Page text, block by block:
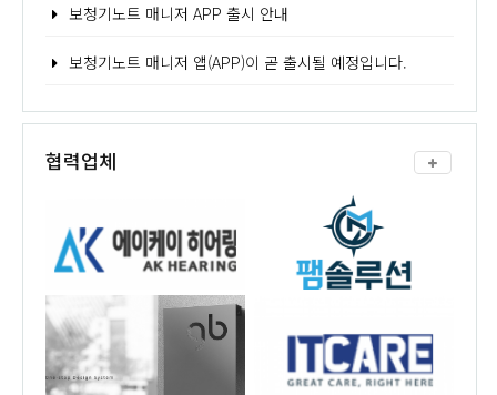
보청기노트 매니저 APP 출시 안내
보청기노트 매니저 앱(APP)이 곧 출시될 예정입니다.
협력업체